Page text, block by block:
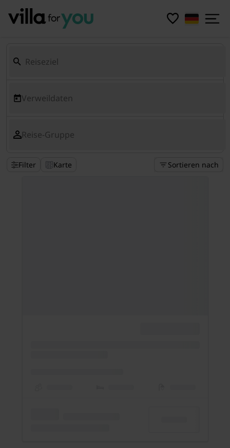
Verweildaten
Reise-Gruppe
Filter Karte Sortieren nach